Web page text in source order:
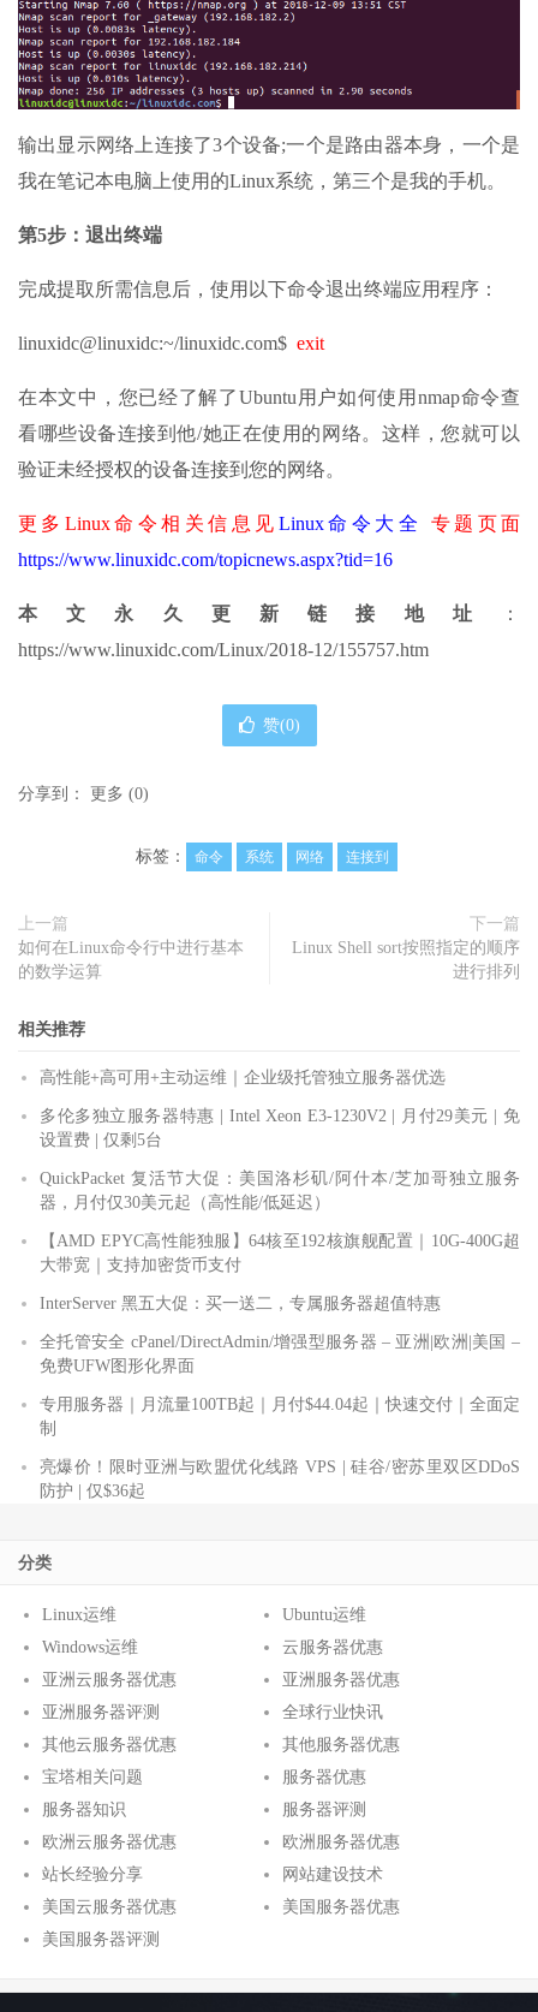
输出显示网络上连接了3个设备;一个是路由器本身，一个是
我在笔记本电脑上使用的Linux系统，第三个是我的手机。
第5步：退出终端
完成提取所需信息后，使用以下命令退出终端应用程序：
linuxidc@linuxidc:~/linuxidc.com$ exit
在本文中，您已经了解了Ubuntu用户如何使用nmap命令查
看哪些设备连接到他/她正在使用的网络。这样，您就可以
验证未经授权的设备连接到您的网络。
更多Linux命令相关信息见 Linux命令大全
专题页面
https://www.linuxidc.com/topicnews.aspx?tid=16
本文永久更新链接地址
：
https://www.linuxidc.com/Linux/2018-12/155757.htm
赞(0)
分享到： 更多 (0)
标签： 命令 系统 网络 连接到
上一篇
如何在Linux命令行中进行基本
的数学运算
下一篇
Linux Shell sort按照指定的顺序
进行排列
相关推荐
高性能+高可用+主动运维｜企业级托管独立服务器优选
多伦多独立服务器特惠 | Intel Xeon E3-1230V2 | 月付29美元 | 免
设置费 | 仅剩5台
QuickPacket 复活节大促：美国洛杉矶/阿什本/芝加哥独立服务
器，月付仅30美元起（高性能/低延迟）
【AMD EPYC高性能独服】64核至192核旗舰配置｜10G-400G超
大带宽｜支持加密货币支付
InterServer 黑五大促：买一送二，专属服务器超值特惠
全托管安全 cPanel/DirectAdmin/增强型服务器 – 亚洲|欧洲|美国 –
免费UFW图形化界面
专用服务器｜月流量100TB起｜月付$44.04起｜快速交付｜全面定
制
亮爆价！限时亚洲与欧盟优化线路 VPS | 硅谷/密苏里双区DDoS
防护 | 仅$36起
分类
Linux运维
Ubuntu运维
Windows运维
云服务器优惠
亚洲云服务器优惠
亚洲服务器优惠
亚洲服务器评测
全球行业快讯
其他云服务器优惠
其他服务器优惠
宝塔相关问题
服务器优惠
服务器知识
服务器评测
欧洲云服务器优惠
欧洲服务器优惠
站长经验分享
网站建设技术
美国云服务器优惠
美国服务器优惠
美国服务器评测